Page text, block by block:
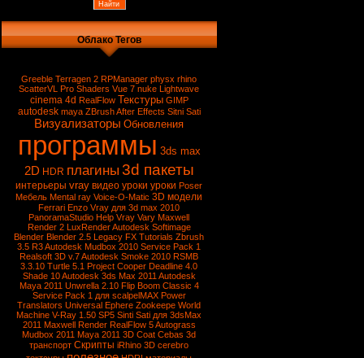
Облако Тегов
Greeble Terragen 2 RPManager physx rhino
ScatterVL Pro Shaders Vue 7 nuke Lightwave
cinema 4d RealFlow Текстуры GIMP
autodesk maya ZBrushAfter Effects Sitni Sati
Визуализаторы Обновления
программы 3ds max
2D HDR плагины 3d пакеты
интерьеры vray видео уроки уроки Poser
Мебель Mental ray Voice-O-Matic 3D модели
Ferrari Enzo Vray для 3d max 2010
PanoramaStudio Help Vray Vary Maxwell
Render 2 LuxRenderAutodesk Softimage
Blender Blender 2.5 Legacy FX Tutorials Zbrush
3.5 R3 Autodesk Mudbox 2010 Service Pack 1
Realsoft 3D v.7 Autodesk Smoke 2010 RSMB
3.3.10 Turtle 5.1 Project Cooper Deadline 4.0
Shade 10Autodesk 3ds Max 2011 Autodesk
Maya 2011 Unwrella 2.10 Flip Boom Classic 4
Service Pack 1 для scalpelMAX Power
Translators Universal Ephere Zookeepe World
Machine V-Ray 1.50 SP5 Sinti Sati для 3dsMax
2011 Maxwell Render RealFlow 5Autograss
Mudbox 2011 Maya 2011 3D Coat Cebas 3d
транспорт Скрипты iRhino 3D cerebro